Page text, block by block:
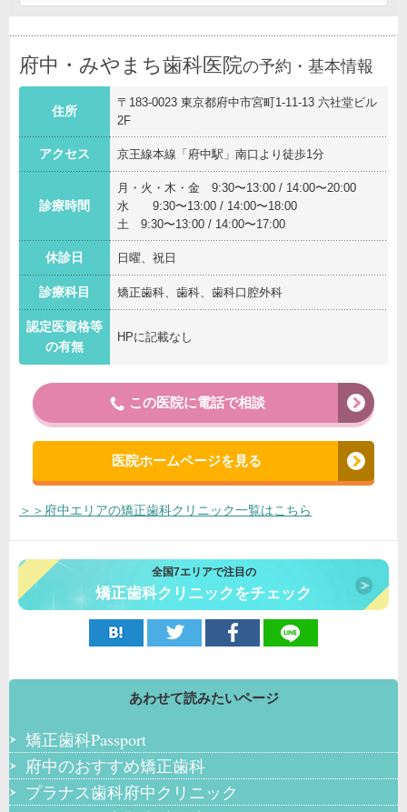
府中・みやまち歯科医院の予約・基本情報
住所
〒183-0023 東京都府中市宮町1-11-13 六社堂ビル
2F
アクセス 京王線本線「府中駅」南口より徒歩1分
診療時間
月・火・木・金 9:30〜13:00 / 14:00〜20:00
水 9:30〜13:00 / 14:00〜18:00
土 9:30〜13:00 / 14:00〜17:00
休診日 日曜、祝日
診療科目 矯正歯科、歯科、歯科口腔外科
認定医資格等
の有無
HPに記載なし
この医院に電話で相談
医院ホームページを見る
＞＞府中エリアの矯正歯科クリニック一覧はこちら
全国7エリアで注目の
矯正歯科クリニックをチェック
あわせて読みたいページ
矯正歯科Passport
府中のおすすめ矯正歯科
プラナス歯科府中クリニック